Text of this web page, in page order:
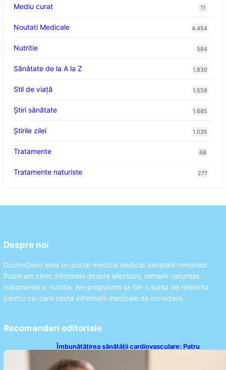
Mediu curat 11
Noutati Medicale 4.454
Nutritie 584
Sănătate de la A la Z 1.830
Stil de viaţă 1.559
Ştiri sănătate 1.685
Știrile zilei 1.035
Tratamente 68
Tratamente naturiste 277
Despre noi
DoctorDeco este un portal medical dedicat sanatatii romanilor.
Publicam zilnic informatii despre afectiuni, remedii naturiste,
tratamente si nutritie. Ne propunem sa fim o sursa de referinta
pentru cei care cauta informatii medicale de incredere.
Recomandari editoriale
Îmbunătățirea sănătății cardiovasculare: Patru
la domiciliu